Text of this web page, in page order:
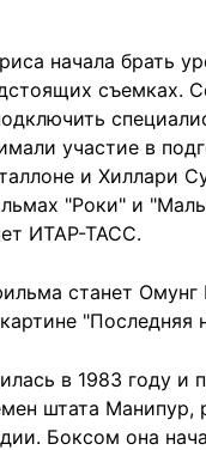
начала брать
съемках.
участие в
и Хиллари
"Роки" и
ИТАР-ТАСС.
станет Омунг
"Последняя
в 1983 году и
штата Манипур,
Боксом она